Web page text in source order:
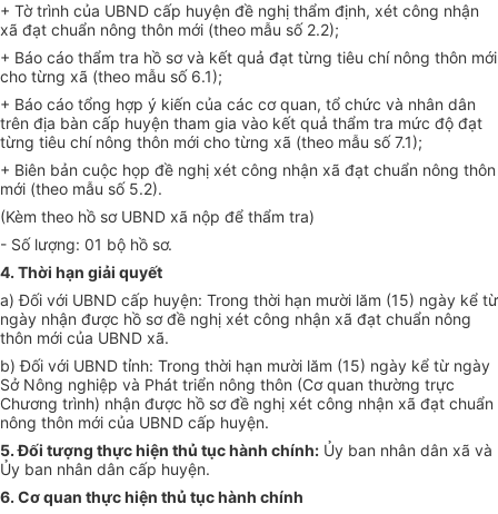
+ Tờ trình của UBND cấp huyện đề nghị thẩm định, xét công nhận
xã đạt chuẩn nông thôn mới (theo mẫu số 2.2);
+ Báo cáo thẩm tra hồ sơ và kết quả đạt từng tiêu chí nông thôn mới
cho từng xã (theo mẫu số 6.1);
+ Báo cáo tổng hợp ý kiến của các cơ quan, tổ chức và nhân dân
trên địa bàn cấp huyện tham gia vào kết quả thẩm tra mức độ đạt
từng tiêu chí nông thôn mới cho từng xã (theo mẫu số 7.1);
+ Biên bản cuộc họp đề nghị xét công nhận xã đạt chuẩn nông thôn
mới (theo mẫu số 5.2).
(Kèm theo hồ sơ UBND xã nộp để thẩm tra)
- Số lượng: 01 bộ hồ sơ.
4. Thời hạn giải quyết
a) Đối với UBND cấp huyện: Trong thời hạn mười lăm (15) ngày kể từ
ngày nhận được hồ sơ đề nghị xét công nhận xã đạt chuẩn nông
thôn mới của UBND xã.
b) Đối với UBND tỉnh: Trong thời hạn mười lăm (15) ngày kể từ ngày
Sở Nông nghiệp và Phát triển nông thôn (Cơ quan thường trực
Chương trình) nhận được hồ sơ đề nghị xét công nhận xã đạt chuẩn
nông thôn mới của UBND cấp huyện.
5. Đối tượng thực hiện thủ tục hành chính: Ủy ban nhân dân xã và
Ủy ban nhân dân cấp huyện.
6. Cơ quan thực hiện thủ tục hành chính